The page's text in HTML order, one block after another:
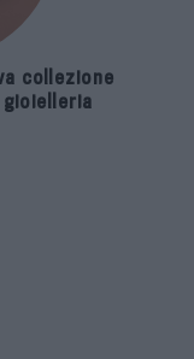
collezione